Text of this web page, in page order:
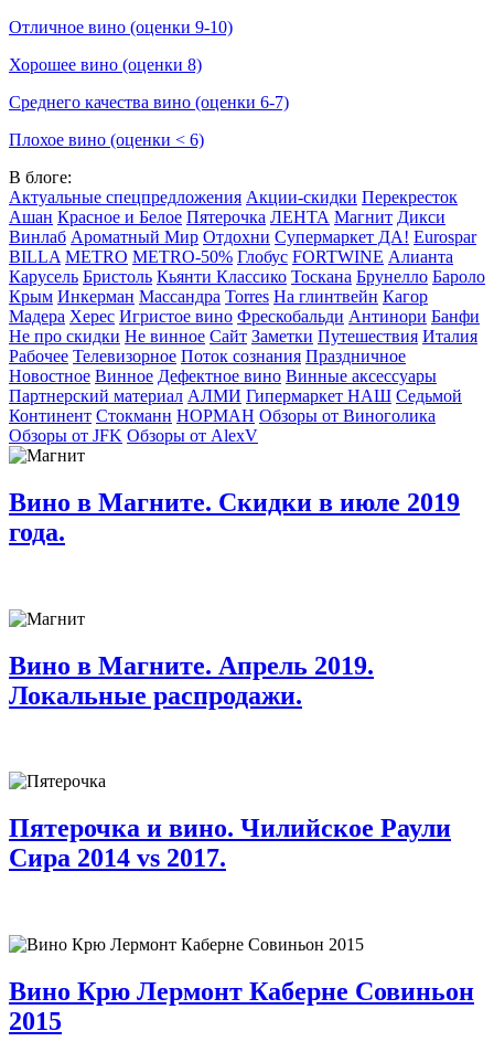
Отличное вино (оценки 9-10)
Хорошее вино (оценки 8)
Среднего качества вино (оценки 6-7)
Плохое вино (оценки < 6)
В блоге:
Актуальные спецпредложения Акции-скидки Перекресток
Ашан Красное и Белое Пятерочка ЛЕНТА Магнит Дикси
Винлаб Ароматный Мир Отдохни Супермаркет ДА! Eurospar
BILLA METRO METRO-50% Глобус FORTWINE Алианта
Карусель Бристоль Кьянти Классико Тоскана Брунелло Бароло
Крым Инкерман Массандра Torres На глинтвейн Кагор
Мадера Херес Игристое вино Фрескобальди Антинори Банфи
Не про скидки Не винное Сайт Заметки Путешествия Италия
Рабочее Телевизорное Поток сознания Праздничное
Новостное Винное Дефектное вино Винные аксессуары
Партнерский материал АЛМИ Гипермаркет НАШ Седьмой
Континент Стокманн НОРМАН Обзоры от Виноголика
Обзоры от JFK Обзоры от AlexV
Вино в Магните. Скидки в июле 2019
года.
Вино в Магните. Апрель 2019.
Локальные распродажи.
Пятерочка и вино. Чилийское Раули
Сира 2014 vs 2017.
Вино Крю Лермонт Каберне Совиньон
2015